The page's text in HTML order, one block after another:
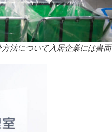
法について入居企業には書面